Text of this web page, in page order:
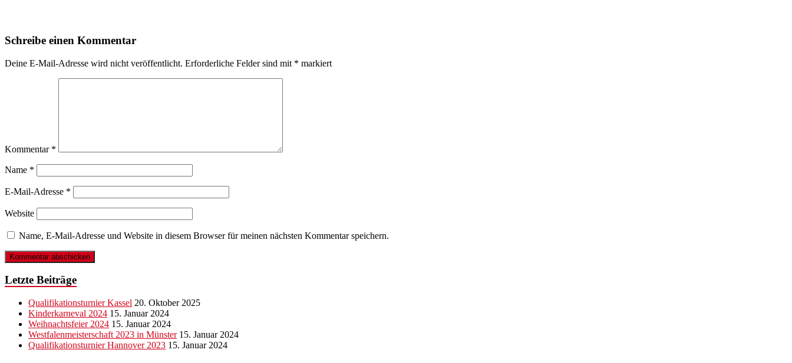
Schreibe einen Kommentar
Deine E-Mail-Adresse wird nicht veröffentlicht. Erforderliche Felder sind mit * markiert
Kommentar *
Name *
E-Mail-Adresse *
Website
Name, E-Mail-Adresse und Website in diesem Browser für meinen nächsten Kommentar speichern.
Letzte Beiträge
Qualifikationsturnier Kassel 20. Oktober 2025
Kinderkarneval 2024 15. Januar 2024
Weihnachtsfeier 2024 15. Januar 2024
Westfalenmeisterschaft 2023 in Münster 15. Januar 2024
Qualifikationsturnier Hannover 2023 15. Januar 2024